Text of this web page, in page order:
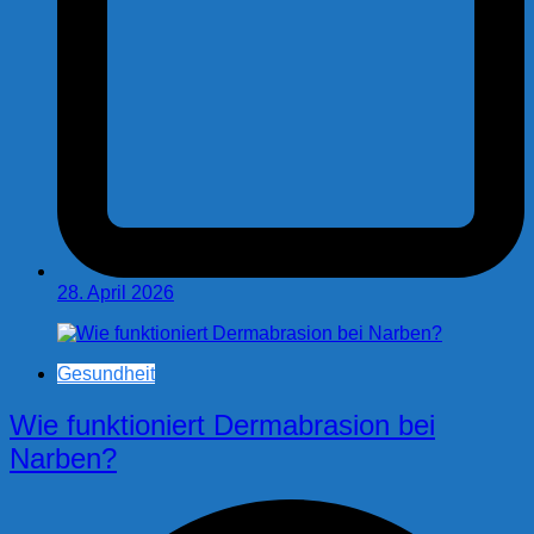
28. April 2026
Gesundheit
Wie funktioniert Dermabrasion bei
Narben?